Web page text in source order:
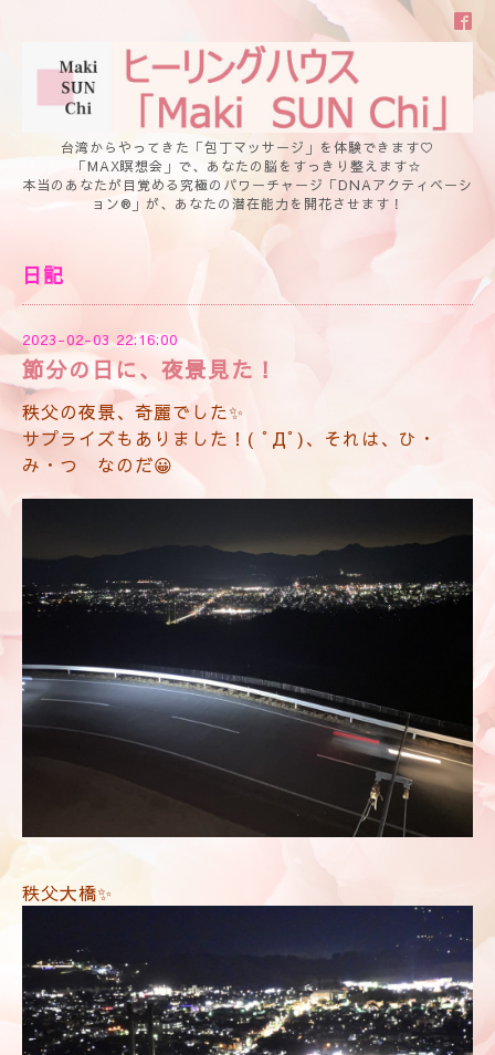
台湾からやってきた「包丁マッサージ」を体験できます♡
「MAX瞑想会」で、あなたの脳をすっきり整えます☆
本当のあなたが目覚める究極のパワーチャージ「DNAアクティベーシ
ョン®」が、あなたの潜在能力を開花させます！
日記
2023-02-03 22:16:00
節分の日に、夜景見た！
秩父の夜景、奇麗でした✨
サプライズもありました！( ﾟДﾟ)、それは、ひ・
み・つ なのだ😀
秩父大橋✨